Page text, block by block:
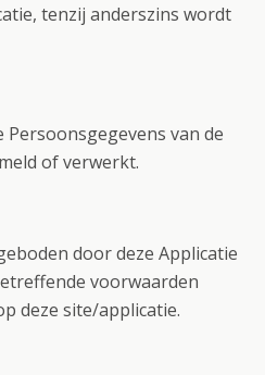
tenzij anderszins wordt
Persoonsgegevens van de
of verwerkt.
door deze Applicatie
voorwaarden
deze site/applicatie.